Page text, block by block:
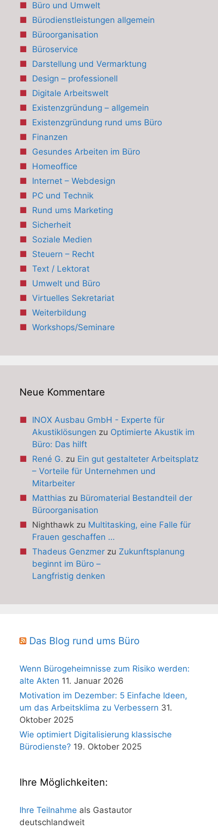
Büro und Umwelt
Bürodienstleistungen allgemein
Büroorganisation
Büroservice
Darstellung und Vermarktung
Design – professionell
Digitale Arbeitswelt
Existenzgründung – allgemein
Existenzgründung rund ums Büro
Finanzen
Gesundes Arbeiten im Büro
Homeoffice
Internet – Webdesign
PC und Technik
Rund ums Marketing
Sicherheit
Soziale Medien
Steuern – Recht
Text / Lektorat
Umwelt und Büro
Virtuelles Sekretariat
Weiterbildung
Workshops/Seminare
Neue Kommentare
INOX Ausbau GmbH - Experte für
Akustiklösungen zu Optimierte Akustik im
Büro: Das hilft
René G. zu Ein gut gestalteter Arbeitsplatz
– Vorteile für Unternehmen und
Mitarbeiter
Matthias zu Büromaterial Bestandteil der
Büroorganisation
Nighthawkzu Multitasking, eine Falle für
Frauen geschaffen …
Thadeus Genzmerzu Zukunftsplanung
beginnt im Büro –
Langfristig denken
Das Blog rund ums Büro
Wenn Bürogeheimnisse zum Risiko werden:
alte Akten 11. Januar 2026
Motivation im Dezember: 5 Einfache Ideen,
um das Arbeitsklima zu Verbessern 31.
Oktober 2025
Wie optimiert Digitalisierung klassische
Bürodienste? 19. Oktober 2025
Ihre Möglichkeiten:
Ihre Teilnahme als Gastautor
deutschlandweit